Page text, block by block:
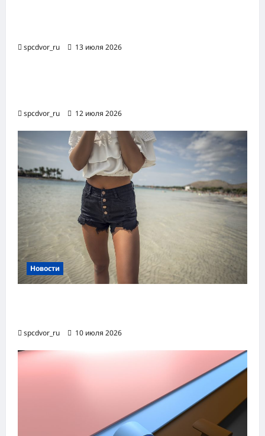
spcdvor_ru 13 июля 2026
spcdvor_ru 12 июля 2026
Новости
spcdvor_ru 10 июля 2026